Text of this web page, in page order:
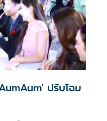
ปรับโฉม